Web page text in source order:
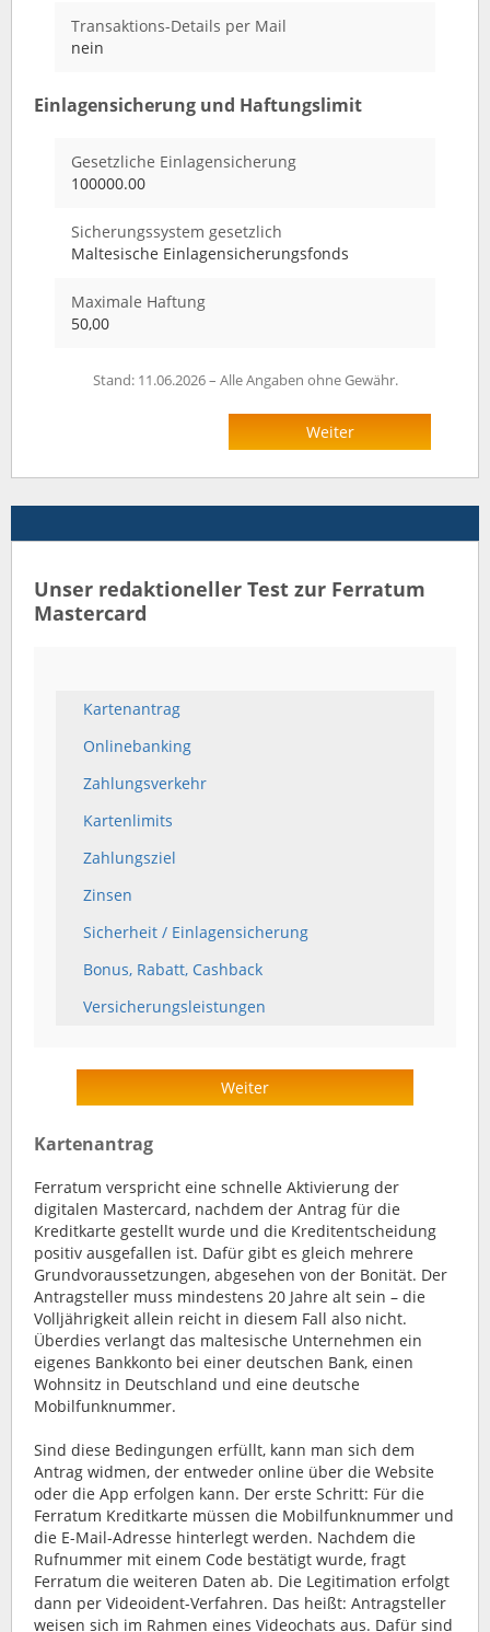
Transaktions-Details per Mail
nein
Einlagensicherung und Haftungslimit
Gesetzliche Einlagensicherung
100000.00
Sicherungssystem gesetzlich
Maltesische Einlagensicherungsfonds
Maximale Haftung
50,00
Stand: 11.06.2026 – Alle Angaben ohne Gewähr.
Weiter
Unser redaktioneller Test zur Ferratum
Mastercard
Kartenantrag
Onlinebanking
Zahlungsverkehr
Kartenlimits
Zahlungsziel
Zinsen
Sicherheit / Einlagensicherung
Bonus, Rabatt, Cashback
Versicherungsleistungen
Weiter
Kartenantrag
Ferratum verspricht eine schnelle Aktivierung der
digitalen Mastercard, nachdem der Antrag für die
Kreditkarte gestellt wurde und die Kreditentscheidung
positiv ausgefallen ist. Dafür gibt es gleich mehrere
Grundvoraussetzungen, abgesehen von der Bonität. Der
Antragsteller muss mindestens 20 Jahre alt sein – die
Volljährigkeit allein reicht in diesem Fall also nicht.
Überdies verlangt das maltesische Unternehmen ein
eigenes Bankkonto bei einer deutschen Bank, einen
Wohnsitz in Deutschland und eine deutsche
Mobilfunknummer.
Sind diese Bedingungen erfüllt, kann man sich dem
Antrag widmen, der entweder online über die Website
oder die App erfolgen kann. Der erste Schritt: Für die
Ferratum Kreditkarte müssen die Mobilfunknummer und
die E-Mail-Adresse hinterlegt werden. Nachdem die
Rufnummer mit einem Code bestätigt wurde, fragt
Ferratum die weiteren Daten ab. Die Legitimation erfolgt
dann per Videoident-Verfahren. Das heißt: Antragsteller
weisen sich im Rahmen eines Videochats aus. Dafür sind